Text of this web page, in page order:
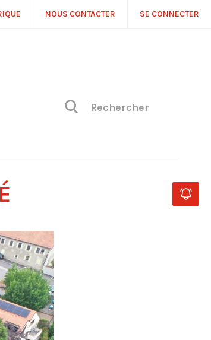
NOUS CONTACTER SE CONNECTER